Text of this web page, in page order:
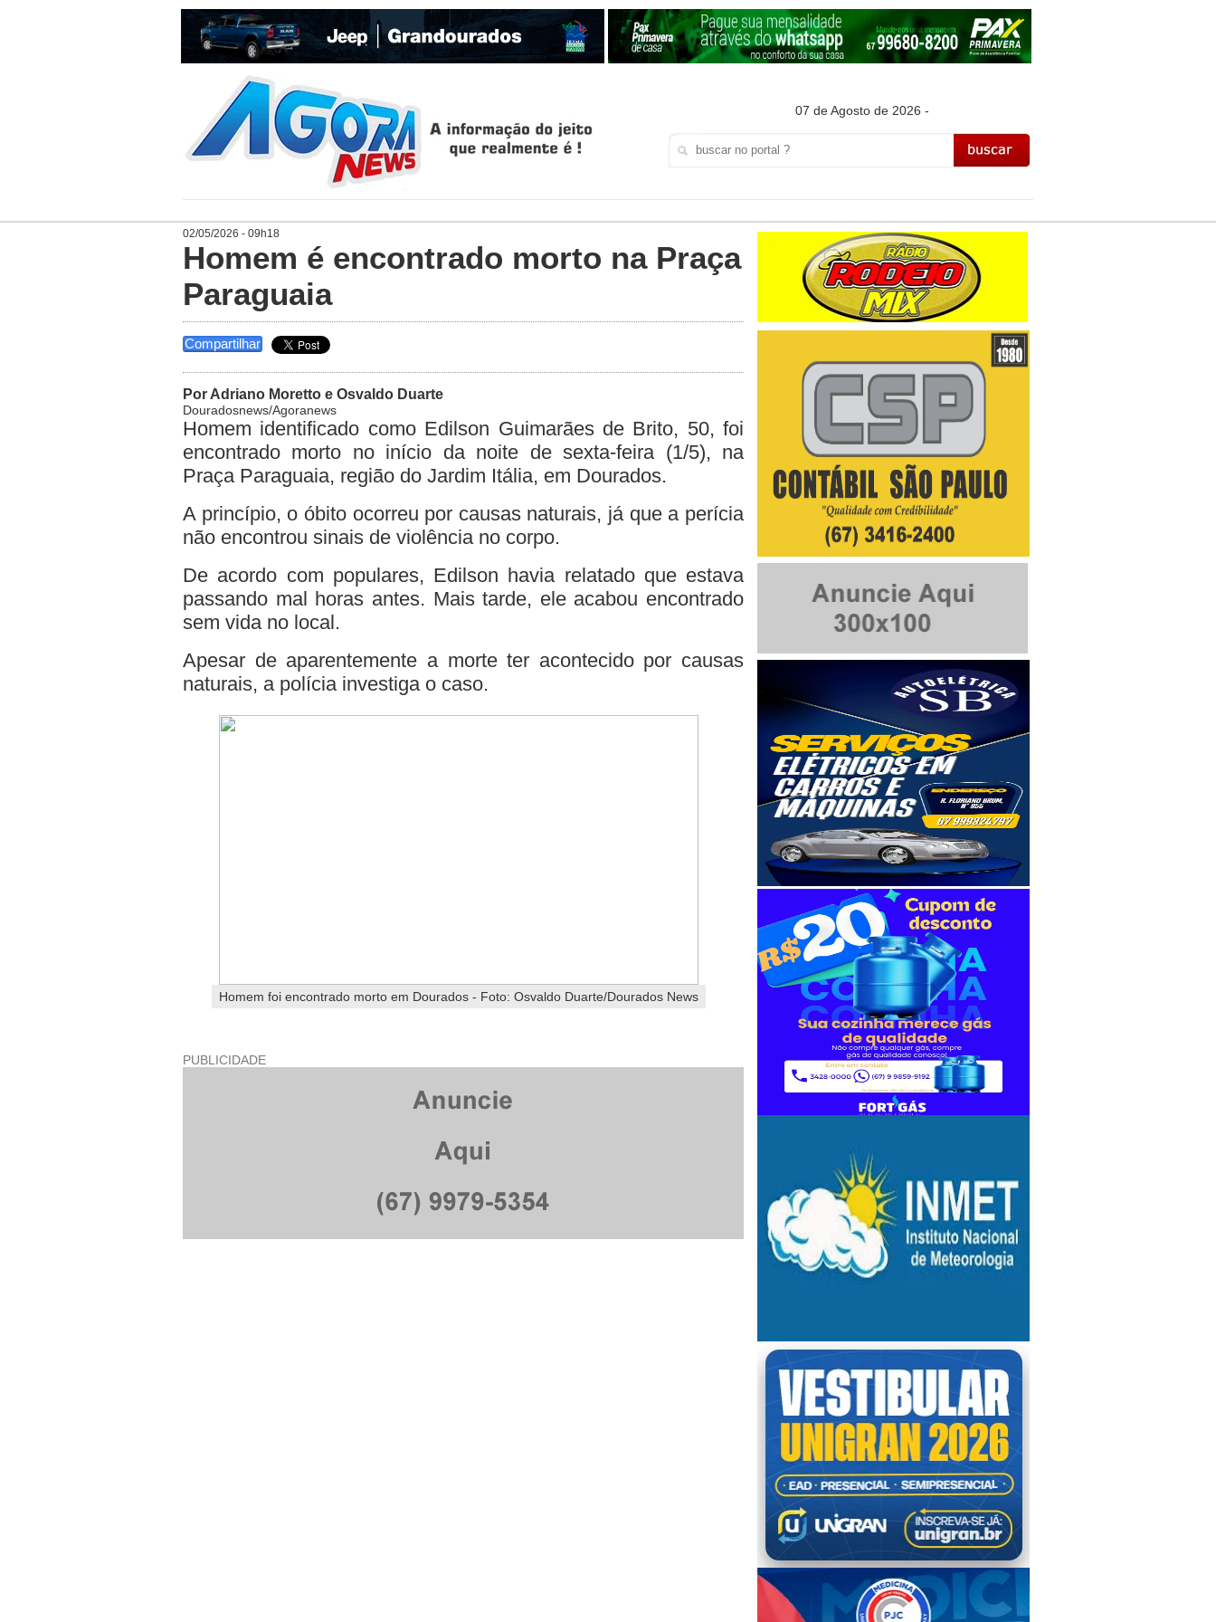
07 de Agosto de 2026 -
02/05/2026 - 09h18
Homem é encontrado morto na Praça
Paraguaia
Compartilhar
Por Adriano Moretto e Osvaldo Duarte
Douradosnews/Agoranews
Homem identificado como Edilson Guimarães de Brito, 50, foi
encontrado morto no início da noite de sexta-feira (1/5), na
Praça Paraguaia, região do Jardim Itália, em Dourados.
A princípio, o óbito ocorreu por causas naturais, já que a perícia
não encontrou sinais de violência no corpo.
De acordo com populares, Edilson havia relatado que estava
passando mal horas antes. Mais tarde, ele acabou encontrado
sem vida no local.
Apesar de aparentemente a morte ter acontecido por causas
naturais, a polícia investiga o caso.
Homem foi encontrado morto em Dourados - Foto: Osvaldo Duarte/Dourados News
PUBLICIDADE